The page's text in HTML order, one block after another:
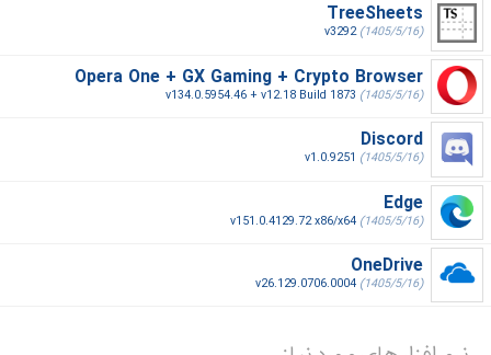
TreeSheets
v3292(1405/5/16)
Opera One + GX Gaming + Crypto Browser
v134.0.5954.46 + v12.18 Build 1873 (1405/5/16)
Discord
v1.0.9251 (1405/5/16)
Edge
v151.0.4129.72 x86/x64 (1405/5/16)
OneDrive
v26.129.0706.0004 (1405/5/16)